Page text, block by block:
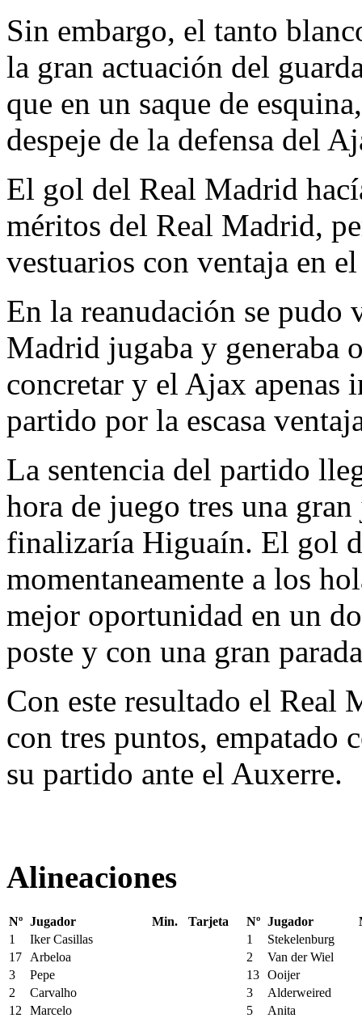
Sin embargo, el tanto
la gran actuación del
que en un saque de
despeje de la defensa del
El gol del Real Madrid
méritos del Real Madrid,
vestuarios con ventaja en
En la reanudación se pudo
Madrid jugaba y generaba
concretar y el Ajax apenas
partido por la escasa
La sentencia del partido
hora de juego tres una
finalizaría Higuaín. El gol
momentaneamente a los
mejor oportunidad en un
poste y con una gran
Con este resultado el Real
con tres puntos, empatado
su partido ante el Auxerre.
Alineaciones
Nº Jugador Min. Tarjeta Nº Jugador
1
Iker Casillas 1
Stekelenburg
17
Arbeloa 2
Van der Wiel
3
Pepe 13 Ooijer
2
Carvalho 3
Alderweired
12
Marcelo 5 Anita